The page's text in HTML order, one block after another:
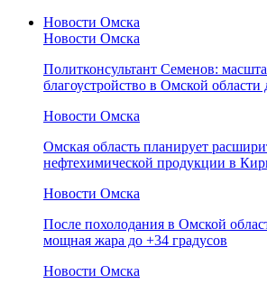
Новости Омска
Новости Омска
Политконсультант Семенов:
благоустройство в Омской
Новости Омска
Омская область планирует
нефтехимической продукции в
Новости Омска
После похолодания в Омской
мощная жара до +34 градусов
Новости Омска